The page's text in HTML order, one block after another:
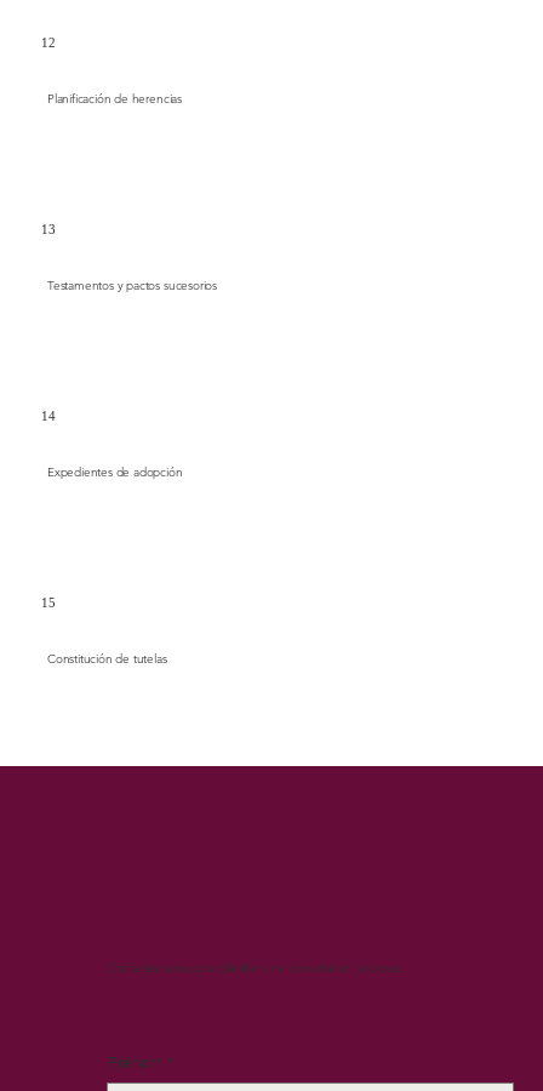
Planificación de herencias
12
Testamentos y pactos sucesorios
13
Expedientes de adopción
14
Constitución de tutelas
15
Contactez-nous pour planifier une consultation juridique.
Prénom *